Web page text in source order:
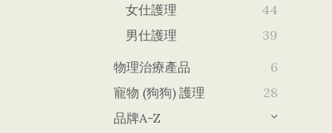
女仕護理
44
男仕護理
39
物理治療產品
6
寵物 (狗狗) 護理
28
品牌A-Z